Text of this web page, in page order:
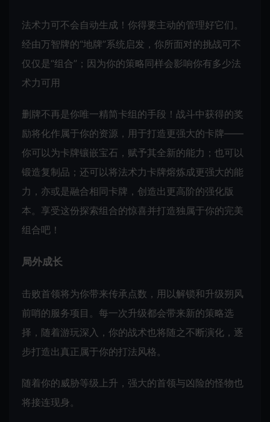
法术力可不会自动生成！你得要主动的管理好它们。
经由万智牌的“地牌”系统启发，你所面对的挑战可不
仅仅是“组合”；因为你的策略同样会影响你有多少法
术力可用
删牌不再是你唯一精简卡组的手段！战斗中获得的奖
励将化作属于你的资源，用于打造更强大的卡牌——
你可以为卡牌镶嵌宝石，赋予其全新的能力；也可以
锻造复制品；还可以将法术力卡牌熔炼成更强大的能
力，亦或是融合相同卡牌，创造出更高阶的强化版
本。享受这份探索组合的惊喜并打造独属于你的完美
组合吧！
局外成长
击败首领将为你带来传承点数，用以解锁和升级朔风
前哨的服务项目。每一次升级都会带来新的策略选
择，随着游玩深入，你的战术也将随之不断演化，逐
步打造出真正属于你的打法风格。
随着你的威胁等级上升，强大的首领与凶险的怪物也
将接连现身。